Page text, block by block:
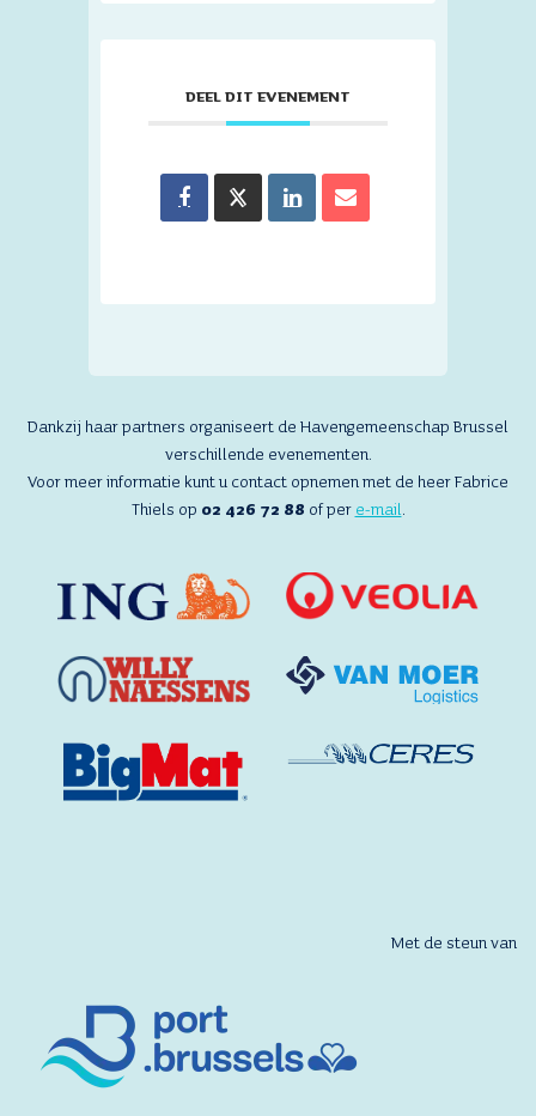
DEEL DIT EVENEMENT
Dankzij haar partners organiseert de Havengemeenschap Brussel
verschillende evenementen.
Voor meer informatie kunt u contact opnemen met de heer Fabrice
Thiels op 02 426 72 88 of per e-mail.
Met de steun van